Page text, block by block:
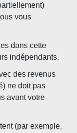
vous
dans cette
indépendants.
des revenus
ne doit pas
avant votre
(par exemple,